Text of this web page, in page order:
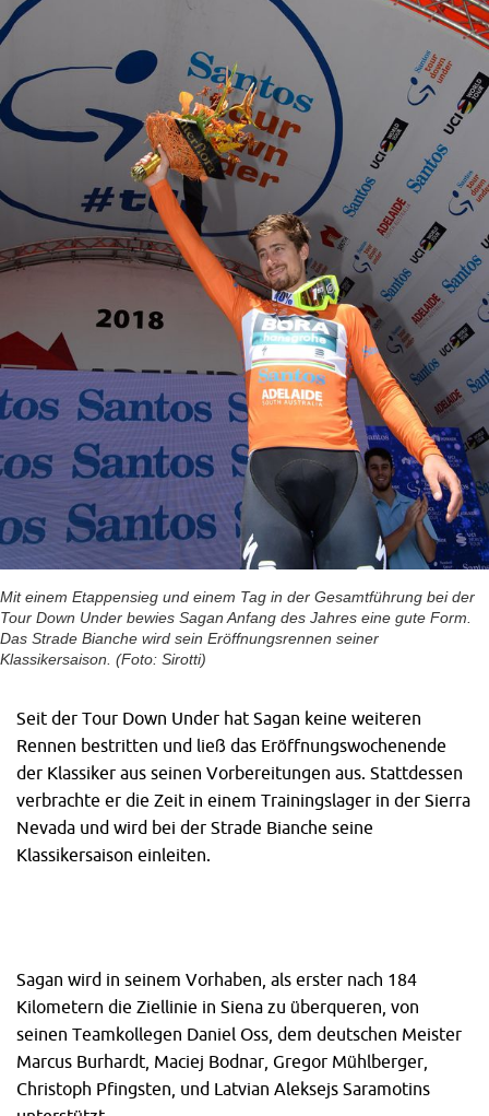
Mit einem Etappensieg und einem Tag in der Gesamtführung bei der
Tour Down Under bewies Sagan Anfang des Jahres eine gute Form.
Das Strade Bianche wird sein Eröffnungsrennen seiner
Klassikersaison. (Foto: Sirotti)
Seit der Tour Down Under hat Sagan keine weiteren
Rennen bestritten und ließ das Eröffnungswochenende
der Klassiker aus seinen Vorbereitungen aus. Stattdessen
verbrachte er die Zeit in einem Trainingslager in der Sierra
Nevada und wird bei der Strade Bianche seine
Klassikersaison einleiten.
Sagan wird in seinem Vorhaben, als erster nach 184
Kilometern die Ziellinie in Siena zu überqueren, von
seinen Teamkollegen Daniel Oss, dem deutschen Meister
Marcus Burhardt, Maciej Bodnar, Gregor Mühlberger,
Christoph Pfingsten, und Latvian Aleksejs Saramotins